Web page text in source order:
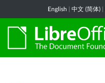
English 中文 (简体)